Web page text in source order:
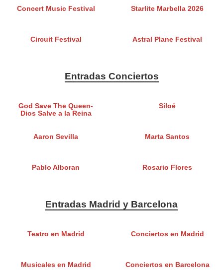
Concert Music Festival Starlite Marbella 2026
Circuit Festival Astral Plane Festival
Entradas Conciertos
God Save The Queen-
Dios Salve a la Reina
Siloé
Aaron Sevilla Marta Santos
Pablo Alboran Rosario Flores
Entradas Madrid y Barcelona
Teatro en Madrid Conciertos en Madrid
Musicales en Madrid Conciertos en Barcelona